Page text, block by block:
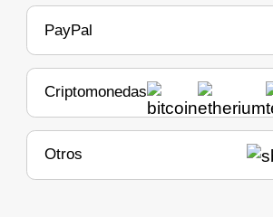
PayPal
Criptomonedas
Otros